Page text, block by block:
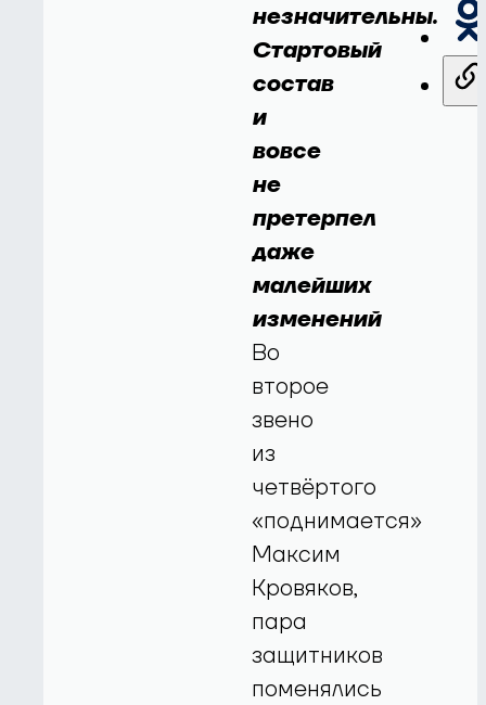
незначительны.
Стартовый
состав
и
вовсе
не
претерпел
даже
малейших
изменений
Во
второе
звено
из
четвёртого
«поднимается»
Максим
Кровяков,
пара
защитников
поменялись